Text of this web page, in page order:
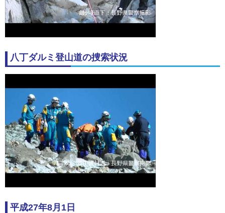
八丁ダルミ登山道の捜索状況
平成27年8月1日